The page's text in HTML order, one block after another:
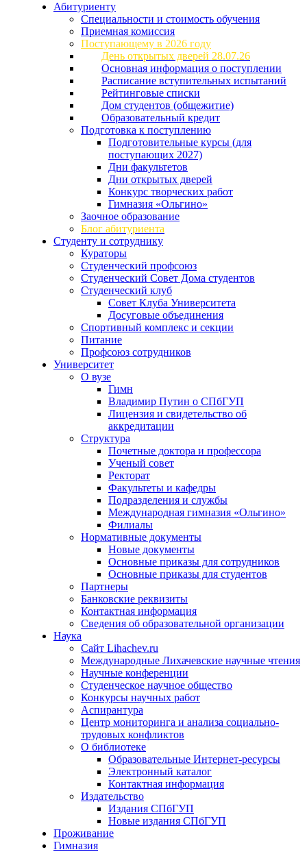
Абитуриенту
Специальности и стоимость обучения
Приемная комиссия
Поступающему в 2026 году
День открытых дверей 28.07.26
Основная информация о поступлении
Расписание вступительных испытаний
Рейтинговые списки
Дом студентов (общежитие)
Образовательный кредит
Подготовка к поступлению
Подготовительные курсы (для
поступающих 2027)
Дни факультетов
Дни открытых дверей
Конкурс творческих работ
Гимназия «Ольгино»
Заочное образование
Блог абитуриента
Студенту и сотруднику
Кураторы
Студенческий профсоюз
Студенческий Совет Дома студентов
Студенческий клуб
Совет Клуба Университета
Досуговые объединения
Спортивный комплекс и секции
Питание
Профсоюз сотрудников
Университет
О вузе
Гимн
Владимир Путин о СПбГУП
Лицензия и свидетельство об
аккредитации
Структура
Почетные доктора и профессора
Ученый совет
Ректорат
Факультеты и кафедры
Подразделения и службы
Международная гимназия «Ольгино»
Филиалы
Нормативные документы
Новые документы
Основные приказы для сотрудников
Основные приказы для студентов
Партнеры
Банковские реквизиты
Контактная информация
Сведения об образовательной организации
Наука
Сайт Lihachev.ru
Международные Лихачевские научные чтения
Научные конференции
Студенческое научное общество
Конкурсы научных работ
Аспирантура
Центр мониторинга и анализа социально-
трудовых конфликтов
О библиотеке
Образовательные Интернет-ресурсы
Электронный каталог
Контактная информация
Издательство
Издания СПбГУП
Новые издания СПбГУП
Проживание
Гимназия